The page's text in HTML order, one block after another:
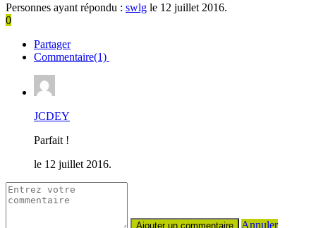
Personnes ayant répondu : swlg le 12 juillet 2016.
0
Partager
Commentaire(1)
JCDEY
Parfait !
le 12 juillet 2016.
Annuler